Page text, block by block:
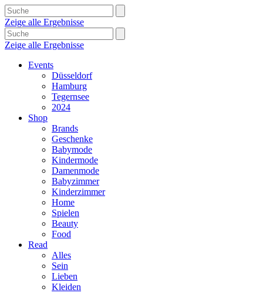
Zeige alle Ergebnisse
Zeige alle Ergebnisse
Events
Düsseldorf
Hamburg
Tegernsee
2024
Shop
Brands
Geschenke
Babymode
Kindermode
Damenmode
Babyzimmer
Kinderzimmer
Home
Spielen
Beauty
Food
Read
Alles
Sein
Lieben
Kleiden